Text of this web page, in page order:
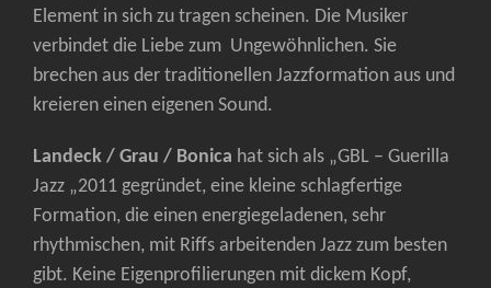
Element in sich zu tragen scheinen. Die Musiker
verbindet die Liebe zum Ungewöhnlichen. Sie
brechen aus der traditionellen Jazzformation aus und
kreieren einen eigenen Sound.
Landeck / Grau / Bonica hat sich als „GBL – Guerilla
Jazz „2011 gegründet, eine kleine schlagfertige
Formation, die einen energiegeladenen, sehr
rhythmischen, mit Riffs arbeitenden Jazz zum besten
gibt. Keine Eigenprofilierungen mit dickem Kopf,